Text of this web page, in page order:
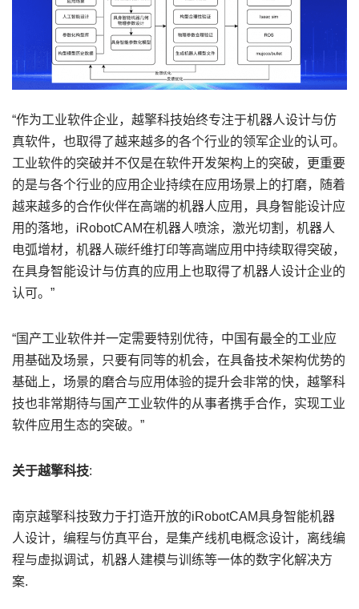
“作为工业软件企业，越擎科技始终专注于机器人设计与仿
真软件，也取得了越来越多的各个行业的领军企业的认可。
工业软件的突破并不仅是在软件开发架构上的突破，更重要
的是与各个行业的应用企业持续在应用场景上的打磨，随着
越来越多的合作伙伴在高端的机器人应用，具身智能设计应
用的落地，iRobotCAM在机器人喷涂，激光切割，机器人
电弧增材，机器人碳纤维打印等高端应用中持续取得突破，
在具身智能设计与仿真的应用上也取得了机器人设计企业的
认可。”
“国产工业软件并一定需要特别优待，中国有最全的工业应
用基础及场景，只要有同等的机会，在具备技术架构优势的
基础上，场景的磨合与应用体验的提升会非常的快，越擎科
技也非常期待与国产工业软件的从事者携手合作，实现工业
软件应用生态的突破。”
关于越擎科技:
南京越擎科技致力于打造开放的iRobotCAM具身智能机器
人设计，编程与仿真平台，是集产线机电概念设计，离线编
程与虚拟调试，机器人建模与训练等一体的数字化解决方
案.